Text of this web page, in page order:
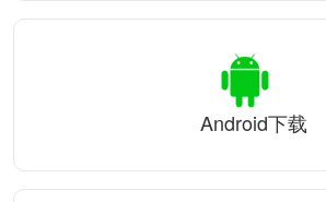
Android下载